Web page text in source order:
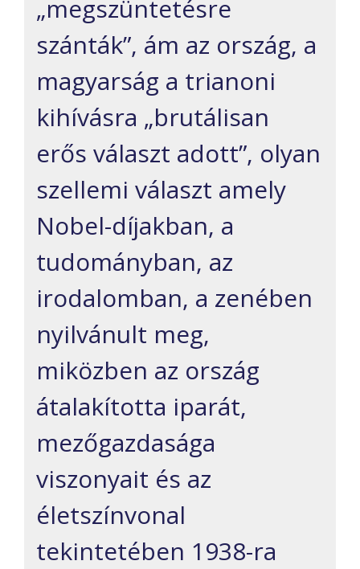
„megszüntetésre
szánták”, ám az ország, a
magyarság a trianoni
kihívásra „brutálisan
erős választ adott”, olyan
szellemi választ amely
Nobel-díjakban, a
tudományban, az
irodalomban, a zenében
nyilvánult meg,
miközben az ország
átalakította iparát,
mezőgazdasága
viszonyait és az
életszínvonal
tekintetében 1938-ra